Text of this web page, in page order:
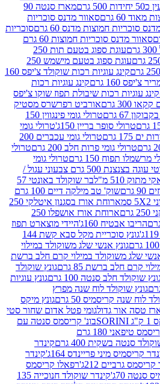
מארז סנטה 90
סאוור מדנס סוכריות
מדנס 60 גרם
סוכריות
סאוור מדנס סוכריות חמוצות 60 גרם
עוגת ספוג בטעם תות 250
עוגת ספוג בטעם מישמש 250
קינג עוגיות רכות שוקולד צ'יפס 160
קינג עוגיות רכות
רכות שיבולת תפוז שוקו צ'יפס
אורביט רפרשרס מסטיק
טרולי גומי פינגווין 150
בריין 150ג'
טרולי גומי
טרולי גומי עכברים 200
פרות חלב 200 גרם
טרולי
גרם
טרולי גומי
קישוטי עוגה בצנצנת 500 גרם צבעוני עגול /
בר שוקולד באונטי 57
שוק' טב מילקה דיים 100 גרם
ארוחת אורז בסגנון איטלקי 250
ארוחת אורז אושפלו 250
160ג'
היידי מוצארט תפוז
גונץ סוכריית מקל סבא קשת 144
אנשי שלג משוקולד במילוי
במילוי קרם חלב ברשת
85 גרם
גונץ שוקולד
סנטה 100 גרם
גונץ עוגיות
לוח שנה מפרץ
50 גרם
גונץ מיקס
גומי פטל אדום שחור סטי
בונ' קריסמס סנטה עם
בונ' קריסמס טיפאני 180 גרם
קינדר
פריינדס 164ג'
קינדר
212ג'
רפאלו קריסמס
קינדר שוקולד חנוכייה 135